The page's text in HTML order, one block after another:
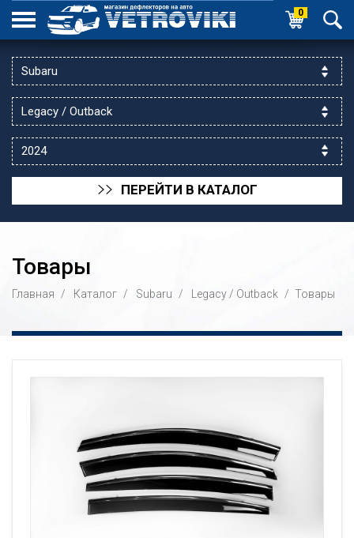
0
>> ПЕРЕЙТИ В КАТАЛОГ
Товары
Главная Каталог Subaru Legacy / Outback Товары